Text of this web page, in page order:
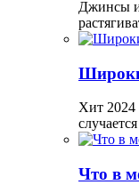
Джинсы
Хит
Что в